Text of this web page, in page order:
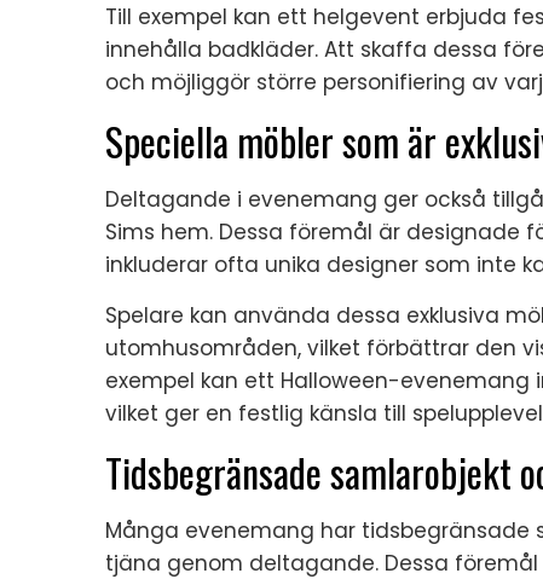
Till exempel kan ett helgevent erbjuda
innehålla badkläder. Att skaffa dessa
och möjliggör större personifiering av
Speciella möbler som är
Deltagande i evenemang ger också
Sims hem. Dessa föremål är
inkluderar ofta unika designer som inte
Spelare kan använda dessa exklusiva
utomhusområden, vilket förbättrar den
exempel kan ett Halloween-evenemang
vilket ger en festlig känsla till
Tidsbegränsade samlarobjekt
Många evenemang har tidsbegränsade
tjäna genom deltagande. Dessa